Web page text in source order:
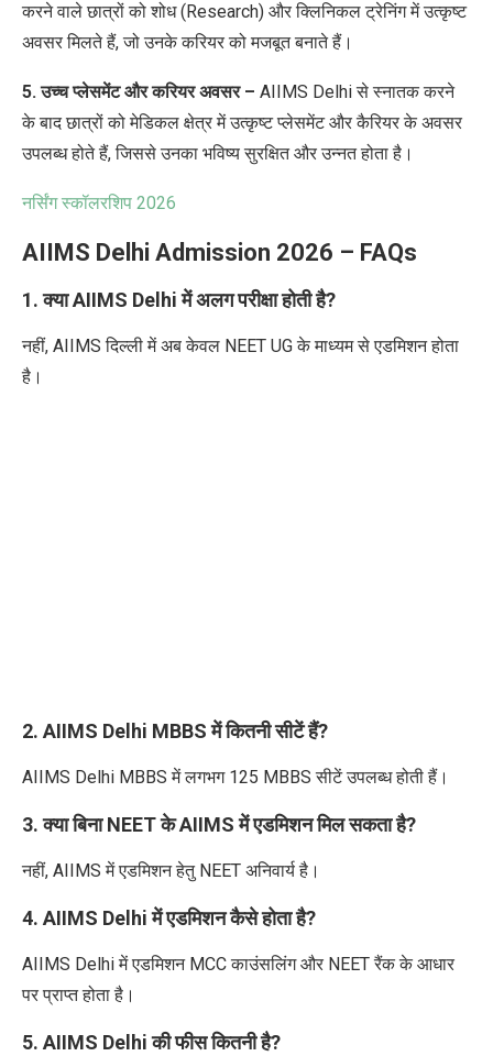
करने वाले छात्रों को शोध ( Research) और क्लिनिकल ट्रेनिंग में उत्कृष्ट
अवसर मिलते हैं,जो उनके करियर को मजबूत बनाते हैं।
5. उच्च प्लेसमेंट और करियर अवसर– AIIMS Delhiसे स्नातक करने
के बाद छात्रों को मेडिकल क्षेत्र में उत्कृष्ट प्लेसमेंट और कैरियर के अवसर
उपलब्ध होते हैं,जिससे उनका भविष्य सुरक्षित और उन्नत होता है।
नर्सिंग स्कॉलरशिप 2026
AIIMS Delhi Admission 2026 – FAQs
1. क्या AIIMS Delhi में अलग परीक्षा होती है?
नहीं, AIIMS दिल्ली में अब केवल NEET UG के माध्यम से एडमिशन होता
है।
2. AIIMS Delhi MBBS में कितनी सीटें हैं?
AIIMS Delhi MBBS में लगभग 125 MBBS सीटें उपलब्ध होती हैं।
3. क्या बिना NEET के AIIMS में एडमिशन मिल सकता है?
नहीं, AIIMS में एडमिशनहेतु NEET अनिवार्य है।
4. AIIMS Delhi में एडमिशन कैसे होता है?
AIIMS Delhi में एडमिशन MCC काउंसलिंग और NEET रैंक के आधार
परप्राप्त होता है ।
5. AIIMS Delhi की फीस कितनी है?